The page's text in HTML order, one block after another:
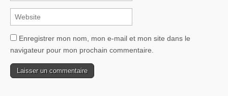
Enregistrer mon nom, mon e-mail et mon site dans le
navigateur pour mon prochain commentaire.